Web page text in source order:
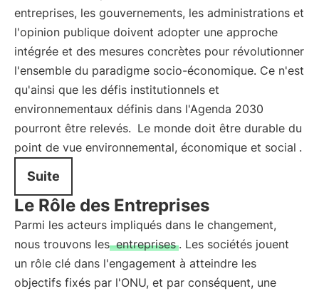
entreprises, les gouvernements, les administrations et
l'opinion publique doivent adopter une approche
intégrée et des mesures concrètes pour révolutionner
l'ensemble du paradigme socio-économique. Ce n'est
qu'ainsi que les défis institutionnels et
environnementaux définis dans l'Agenda 2030
pourront être relevés. Le monde doit être durable du
point de vue environnemental, économique et social .
Suite
Le Rôle des Entreprises
Parmi les acteurs impliqués dans le changement,
nous trouvons les entreprises . Les sociétés jouent
un rôle clé dans l'engagement à atteindre les
objectifs fixés par l'ONU, et par conséquent, une